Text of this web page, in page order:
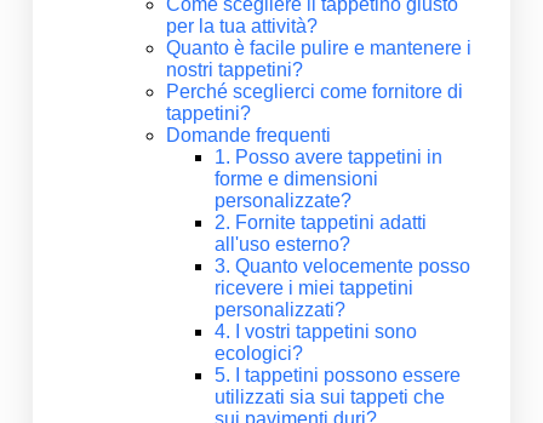
per la tua attività?
Quanto è facile pulire e mantenere i
nostri tappetini?
Perché sceglierci come fornitore di
tappetini?
Domande frequenti
1. Posso avere tappetini in
forme e dimensioni
personalizzate?
2. Fornite tappetini adatti
all'uso esterno?
3. Quanto velocemente posso
ricevere i miei tappetini
personalizzati?
4. I vostri tappetini sono
ecologici?
5. I tappetini possono essere
utilizzati sia sui tappeti che
sui pavimenti duri?